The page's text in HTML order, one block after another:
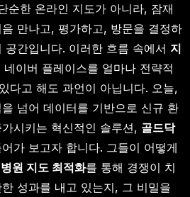
순한 온라인 지도가 아니라, 잠재
만나고, 평가하고, 방문을 결정하
간입니다. 이러한 흐름 속에서 지
네이버 플레이스를 얼마나 전략적
다고 해도 과언이 아닙니다. 오늘,
넘어 데이터를 기반으로 신규 환
시키는 혁신적인 솔루션, 골드닥
가 보고자 합니다. 그들이 어떻게
병원 지도 최적화를 통해 경쟁이 치
성과를 내고 있는지, 그 비밀을